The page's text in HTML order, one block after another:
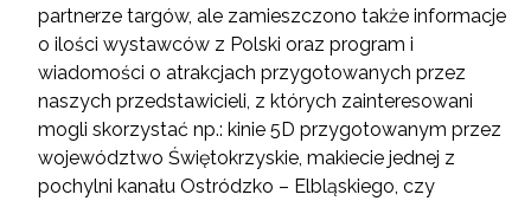
partnerze targów, ale zamieszczono także informacje
o ilości wystawców z Polski oraz program i
wiadomości o atrakcjach przygotowanych przez
naszych przedstawicieli, z których zainteresowani
mogli skorzystać np.: kinie 5D przygotowanym przez
województwo Świętokrzyskie, makiecie jednej z
pochylni kanału Ostródzko – Elbląskiego, czy